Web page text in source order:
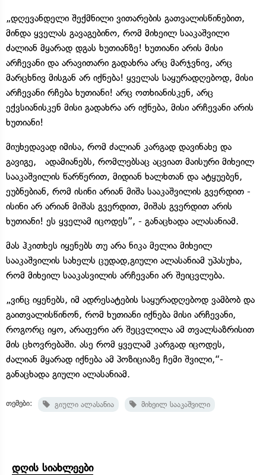
„დღევანდელი შექმნილი ვითარების გათვალისწინებით,
მინდა ყველას გავაგებინო, რომ მიხეილ სააკაშვილი
ძალიან მყარად დგას ხუთიანზე! ხუთიანი არის მისი
არჩევანი და არავითარი გადახრა არც მარჯვნივ, არც
მარცხნივ მისგან არ იქნება! ყველას საყურადღებოდ, მისი
არჩევანი რჩება ხუთიანი! არც ოთხიანისკენ, არც
ექვსიანისკენ მისი გადახრა არ იქნება, მისი არჩევანი არის
ხუთიანი!
მიუხედავად იმისა, რომ ძალიან კარგად დავინახე და
გავიგე, ადამიანებს, რომლებსაც აცვიათ მაისური მიხეილ
სააკაშვილის წარწერით, მიდიან ხალხთან და ატყუებენ,
ეუბნებიან, რომ ისინი არიან მიშა სააკაშვილის გვერდით -
ისინი არ არიან მიშას გვერდით, მიშას გვერდით არის
ხუთიანი! ეს ყველამ იცოდეს”, - განაცხადა ალასანიამ.
მას ჰკითხეს იყენებს თუ არა ნიკა მელია მიხეილ
სააკაშვილის სახელს ცუდად,გიული ალასანიამ უპასუხა,
რომ მიხეილ სააკასვილის არჩევანი არ შეიცვლება.
„ვინც იყენებს, იმ ადრესატების საყურადღებოდ ვამბობ და
გაითვალისწინონ, რომ ხუთიანი იქნება მისი არჩევანი,
როგორც იყო, არაფერი არ შეცვლილა ამ თვალსაზრისით
მის ცხოვრებაში. ასე რომ ყველამ კარგად იცოდეს,
ძალიან მყარად იქნება ამ პოზიციაზე ჩემი შვილი,“-
განაცხადა გიული ალასანიამ.
თემები: გიული ალასანია მიხეილ სააკაშვილი
დღის სიახლეები